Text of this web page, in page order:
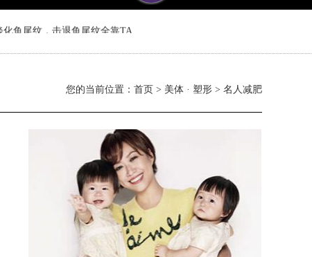
您的当前位置： 首页 > 美体 · 塑形 > 名人减肥